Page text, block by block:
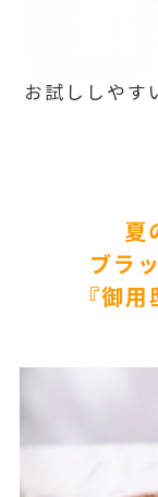
お試ししやす
夏
ブラ
『御